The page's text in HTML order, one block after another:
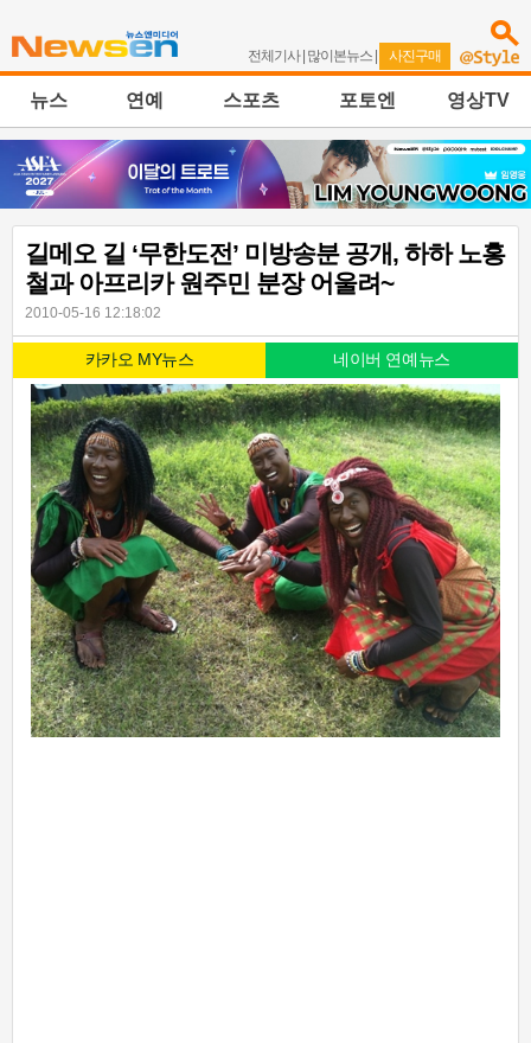
전체기사| 많이본뉴스 | 사진구매
뉴스 연예 스포츠 포토엔 영상TV
길메오 길 ‘무한도전’ 미방송분 공개, 하하 노홍
철과 아프리카 원주민 분장 어울려~
2010-05-16 12:18:02
카카오 MY뉴스 네이버 연예뉴스